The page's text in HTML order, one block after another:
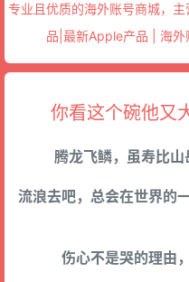
专业且优质的海外账号商城，
品|最新Apple产品 | 海
你看这个碗他
腾龙飞鳞，虽寿比
流浪去吧，总会在世界
伤心不是哭的理由